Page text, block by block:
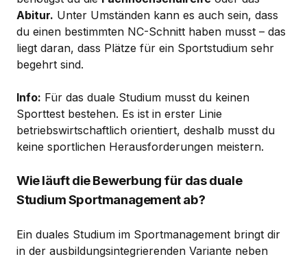
Abitur. Unter Umständen kann es auch sein, dass
du einen bestimmten NC-Schnitt haben musst – das
liegt daran, dass Plätze für ein Sportstudium sehr
begehrt sind.
Info: Für das duale Studium musst du keinen
Sporttest bestehen. Es ist in erster Linie
betriebswirtschaftlich orientiert, deshalb musst du
keine sportlichen Herausforderungen meistern.
Wie läuft die Bewerbung für das duale
Studium Sportmanagement ab?
Ein duales Studium im Sportmanagement bringt dir
in der ausbildungsintegrierenden Variante neben